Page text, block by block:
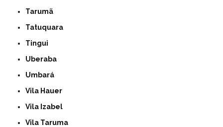
Tarumã
Tatuquara
Tingui
Uberaba
Umbará
Vila Hauer
Vila Izabel
Vila Taruma